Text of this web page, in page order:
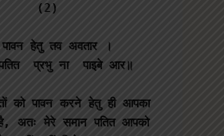
(2)
पावन हेतु तव अवतार ।
प्रभु ना  पाइबे आर॥
को पावन करने हेतु ही आपका
अतः मेरे समान पतित आपको